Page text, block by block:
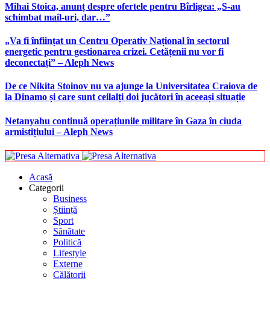
Mihai Stoica, anunț despre ofertele pentru Bîrligea: „S-au
schimbat mail-uri, dar…”
„Va fi înființat un Centru Operativ Național în sectorul
energetic pentru gestionarea crizei. Cetățenii nu vor fi
deconectați” – Aleph News
De ce Nikita Stoinov nu va ajunge la Universitatea Craiova de
la Dinamo și care sunt ceilalți doi jucători în aceeași situație
Netanyahu continuă operațiunile militare în Gaza în ciuda
armistițiului – Aleph News
Acasă
Categorii
Business
Știință
Sport
Sănătate
Politică
Lifestyle
Externe
Călătorii